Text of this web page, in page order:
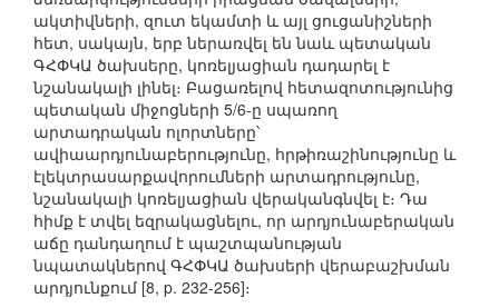
ակտիվների, զուտ եկամտի և այլ ցուցանիշների
հետ, սակայն, երբ ներառվել են նաև պետական
ԳՀՓԿԱ ծախսերը, կոռելյացիան դադարել է
նշանակալի լինել։ Բացառելով հետազոտությունից
պետական միջոցների 5/6-ը սպառող
արտադրական ոլորտները՝
ավիաարդյունաբերությունը, հրթիռաշինությունը և
էլեկտրասարքավորումների արտադրությունը,
նշանակալի կոռելյացիան վերականգնվել է։ Դա
հիմք է տվել եզրակացնելու, որ արդյունաբերական
աճը դանդաղում է պաշտպանության
նպատակներով ԳՀՓԿԱ ծախսերի վերաբաշխման
արդյունքում [8, p. 232-256]։